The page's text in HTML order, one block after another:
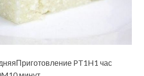
PT1H1 час